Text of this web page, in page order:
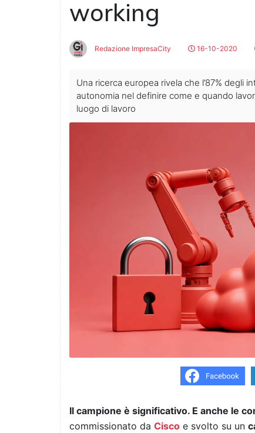
working
Redazione ImpresaCity 16-10-2020
Una ricerca europea rivela che l’87% degli
autonomia nel definire come e quando
luogo di lavoro
Il campione è significativo. E anche le
commissionato da Cisco e svolto su un